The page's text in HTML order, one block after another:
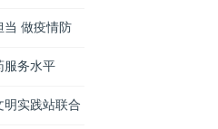
当 做疫情防
服务水平
明实践站联合